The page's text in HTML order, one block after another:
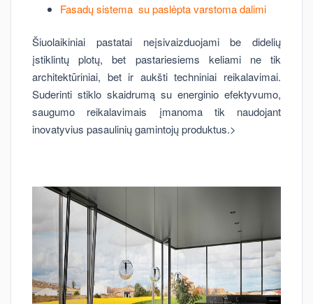
Fasadų sistema su paslėpta varstoma dalimi
Šiuolaikiniai pastatai neįsivaizduojami be didelių
įstiklintų plotų, bet pastariesiems keliami ne tik
architektūriniai, bet ir aukšti techniniai reikalavimai.
Suderinti stiklo skaidrumą su energinio efektyvumo,
saugumo reikalavimais įmanoma tik naudojant
inovatyvius pasaulinių gamintojų produktus.>